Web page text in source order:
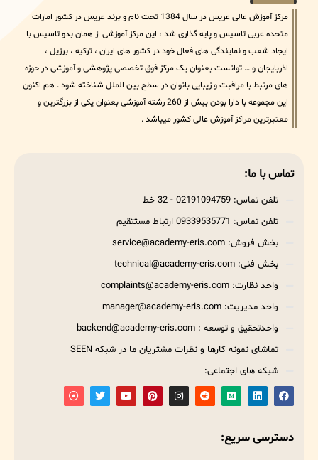
مرکز آموزش عالی عریس در سال 1384 تحت نام و برند عریس در کشور امارات
متحده عربی تاسیس و پایه گذاری شد ، این مرکز آموزشی از همان بدو تاسیس با
ایجاد شعب و نمایندگی های فعال خود در کشور های ایران ، ترکیه ، برزیل ،
اذربایجان و … توانست بعنوان یک مرکز فوق تخصصی پژوهشی و آموزشی در حوزه
های مرتبط با مراقبت و زیبایی بانوان در سطح بین الملل شناخته شود . هم اکنون
این مجموعه با دارا بودن بیش از 260 رشته آموزشی بعنوان یکی از بزرگترین و
معتبرترین مراکز آموزش عالی کشور میباشد .
تماس با ما:
تلفن تماس: 02191094759 - 32 خط
تلفن تماس: 09339535771 ارتباط مستتقیم
بخش فروش: service@academy-eris.com
بخش فنی: technical@academy-eris.com
واحد نظارت: complaints@academy-eris.com
واحد مدیریت: manager@academy-eris.com
واحدتحقیق و توسعه : backend@academy-eris.com
تماشای نمونه کارها و نظرات مشتریان ما در شبکه SEEN
شبکه های اجتماعی:
دسترسی سریع: